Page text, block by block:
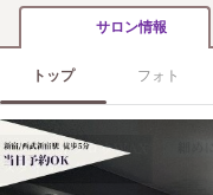
サロン情報
トップ フォト